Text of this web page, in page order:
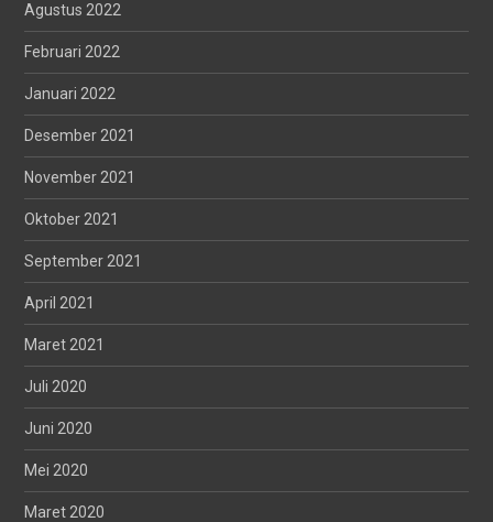
Agustus 2022
Februari 2022
Januari 2022
Desember 2021
November 2021
Oktober 2021
September 2021
April 2021
Maret 2021
Juli 2020
Juni 2020
Mei 2020
Maret 2020